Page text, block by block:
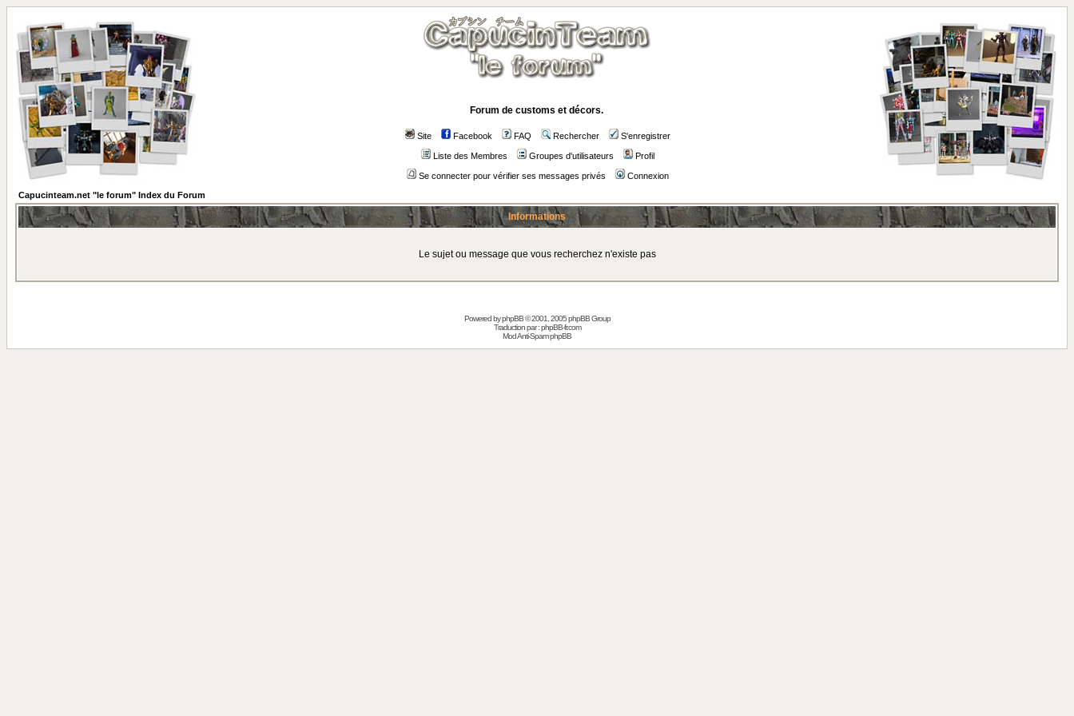
Forum de customs et décors.
Site Facebook FAQ Rechercher S'enregistrer
Liste des Membres Groupes d'utilisateurs Profil
Se connecter pour vérifier ses messages privés
Connexion
Capucinteam.net "le forum" Index du Forum
Informations
Le sujet ou message que vous recherchez n'existe pas
Powered byphpBB© 2001, 2005 phpBB Group
Traduction par :phpBB-fr.com
Mod Anti-Spam phpBB